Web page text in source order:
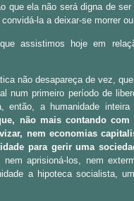
ela não será digna de
la a deixar-se morrer
assistimos hoje em
não desapareça de vez,
num primeiro período de
então, a humanidade
não mais contando com
nem economias
para gerir uma
aprisioná-los, nem
a hipoteca socialista,